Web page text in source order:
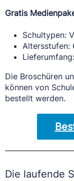
Gratis
Schultypen:
Altersstufen:
Die Broschüren
können von
bestellt werden.
Die laufende